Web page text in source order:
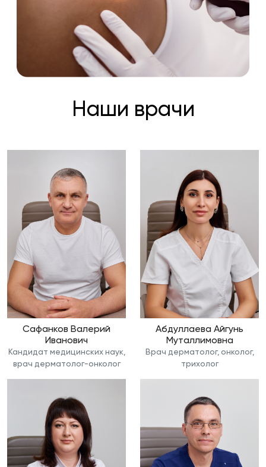
Наши врачи
Сафанков Валерий
Иванович
Кандидат медицинских наук,
врач дерматолог-онколог
Абдуллаева Айгунь
Муталлимовна
Врач дерматолог, онколог,
трихолог